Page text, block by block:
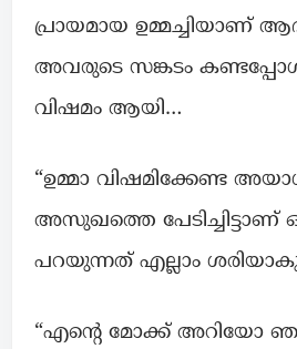
പ്രായമായ ഉമ്മച്ചിയാണ്
അവരുടെ സങ്കടം
വിഷമം ആയി…
“ഉമ്മാ വിഷമിക്കേണ്ട
അസുഖത്തെ പേടിച്ചിട്ടാണ്
പറയുന്നത് എല്ലാം
“എന്റെ മോക്ക് അറിയോ